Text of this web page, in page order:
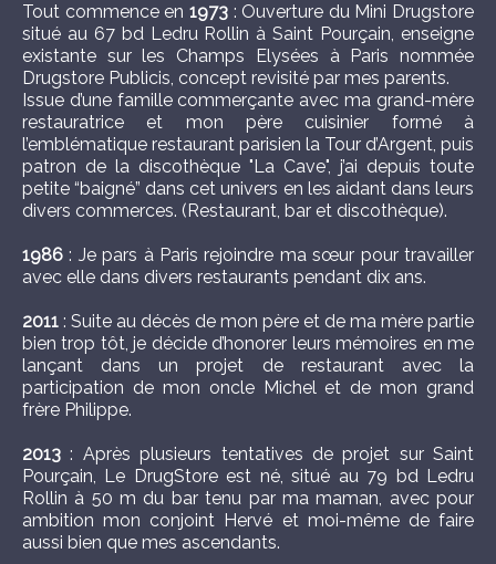
Tout commence en 1973: Ouverture du Mini Drugstore
situé au 67 bd Ledru Rollin à Saint Pourçain, enseigne
existante sur les Champs Elysées à Paris nommée
Drugstore Publicis, concept revisité par mes parents.
Issue d’une famille commerçante avec ma grand-mère
restauratrice et mon père cuisinier formé à
l’emblématique restaurant parisien la Tour d’Argent, puis
patron de la discothèque "La Cave", j’ai depuis toute
petite “baigné” dans cet univers en les aidant dans leurs
divers commerces. (Restaurant, bar et discothèque).
1986 : Je pars à Paris rejoindre ma sœur pour travailler
avec elle dans divers restaurants pendant dix ans.
2011 : Suite au décès de mon père et de ma mère partie
bien trop tôt, je décide d’honorer leurs mémoires en me
lançant dans un projet de restaurant avec la
participation de mon oncle Michel et de mon grand
frère Philippe.
2013 : Après plusieurs tentatives de projet sur Saint
Pourçain, Le DrugStore est né, situé au 79 bd Ledru
Rollin à 50 m du bar tenu par ma maman, avec pour
ambition mon conjoint Hervé et moi-même de faire
aussi bien que mes ascendants.